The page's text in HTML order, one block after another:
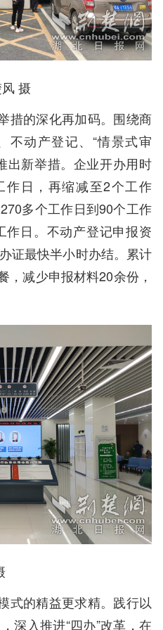
摄
措的深化再加码。围绕商
不动产登记、“情景式审
出新举措。企业开办用时
作日，再缩减至2个工作
多个工作日到90个工作
作日。不动产登记申报资
证最快半小时办结。累计
，减少申报材料20余份，
式的精益更求精。践行以
深入推进“四办”改革，在